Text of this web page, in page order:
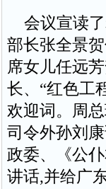
会议宣读了
部长张全景
席女儿任远
长、“红色工
欢迎词。周
司令外孙刘
政委、《公
讲话,并给广